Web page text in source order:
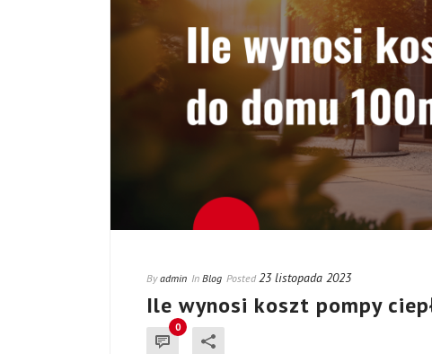
By admin In Blog Posted 23 listopada 2023
Ile wynosi koszt pompy
0